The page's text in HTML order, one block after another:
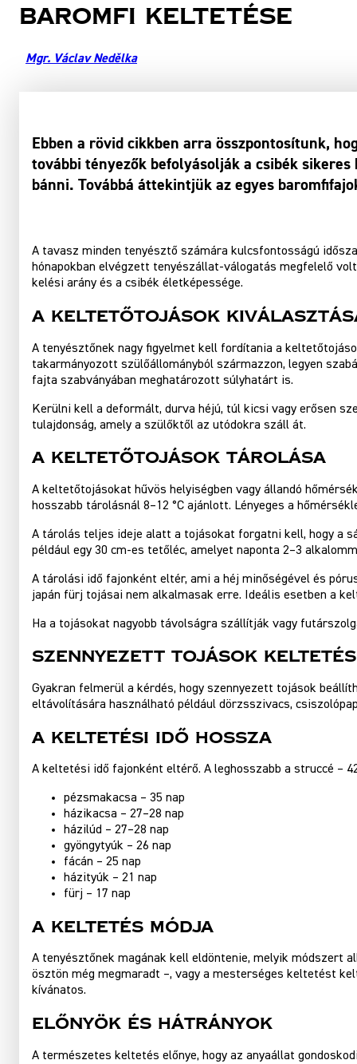
Baromfi keltetése
Mgr. Václav Nedělka
Ebben a rövid cikkben arra összpontosítunk,
további tényezők befolyásolják a csibék
bánni. Továbbá áttekintjük az egyes
A tavasz minden tenyésztő számára kulcsfontosságú
hónapokban elvégzett tenyészállat‑válogatás megfelelő
kelési arány és a csibék életképessége.
A keltetőtojások
A tenyésztőnek nagy figyelmet kell fordítania a
takarmányozott szülőállományból származzon, legyen
fajta szabványában meghatározott súlyhatárt is.
Kerülni kell a deformált, durva héjú, túl kicsi vagy erősen
tulajdonság, amely a szülőktől az utódokra száll át.
A keltetőtojások tárolása
A keltetőtojásokat hűvös helyiségben vagy állandó
hosszabb tárolásnál 8–12 °C ajánlott. Lényeges a
A tárolás teljes ideje alatt a tojásokat forgatni kell, hogy a
például egy 30 cm-es tetőléc, amelyet naponta 2–3
A tárolási idő fajonként eltér, ami a héj minőségével és
japán fürj tojásai nem alkalmasak erre. Ideális esetben a
Ha a tojásokat nagyobb távolságra szállítják vagy
Szennyezett tojások
Gyakran felmerül a kérdés, hogy szennyezett tojások
eltávolítására használható például dörzsszivacs,
A keltetési idő hossza
A keltetési idő fajonként eltérő. A leghosszabb a struccé –
pézsmakacsa – 35 nap
házikacsa – 27–28 nap
házilúd – 27–28 nap
gyöngytyúk – 26 nap
fácán – 25 nap
házityúk – 21 nap
fürj – 17 nap
A keltetés módja
A tenyésztőnek magának kell eldöntenie, melyik módszert
ösztön még megmaradt –, vagy a mesterséges keltetést
kívánatos.
Előnyök és hátrányok
A természetes keltetés előnye, hogy az anyaállat